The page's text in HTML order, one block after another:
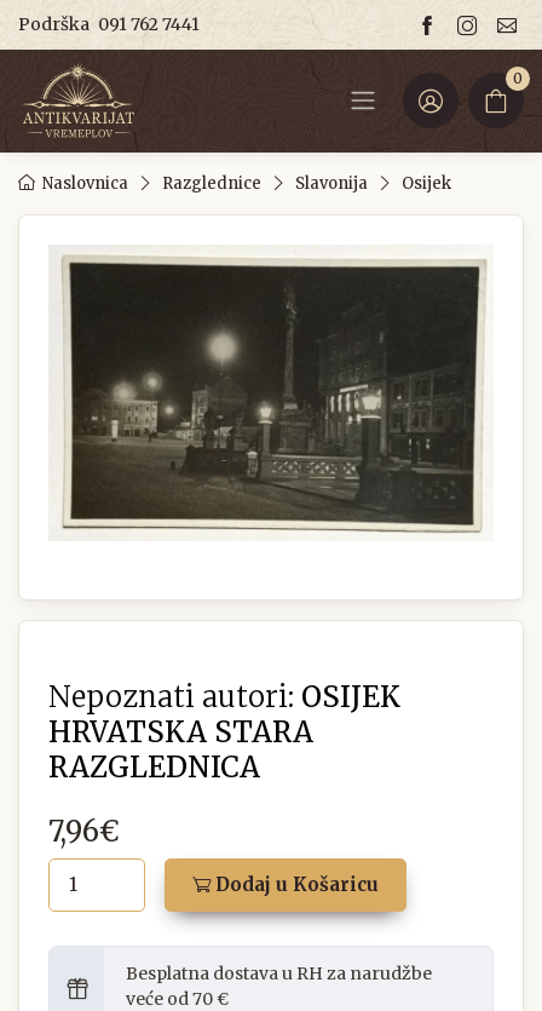
Podrška 091 762 7441
0
Naslovnica Razglednice Slavonija Osijek
Nepoznati autori: OSIJEK
HRVATSKA STARA
RAZGLEDNICA
7,96€
Dodaj u Košaricu
Besplatna dostava u RH za narudžbe
veće od 70 €